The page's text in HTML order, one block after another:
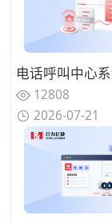
12808
2026-07-21